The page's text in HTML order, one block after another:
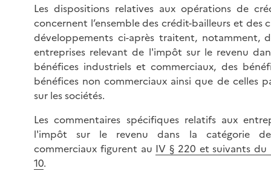
Les dispositions relatives aux opérations de
concernent l’ensemble des crédit-bailleurs et des
développements ci-après traitent, notamment,
entreprises relevant de l'impôt sur le revenu
bénéfices industriels et commerciaux, des
bénéfices non commerciaux ainsi que de celles
sur les sociétés.
Les commentaires spécifiques relatifs aux
l'impôt sur le revenu dans la catégorie
commerciaux figurent au IV § 220 et suivants du
10.